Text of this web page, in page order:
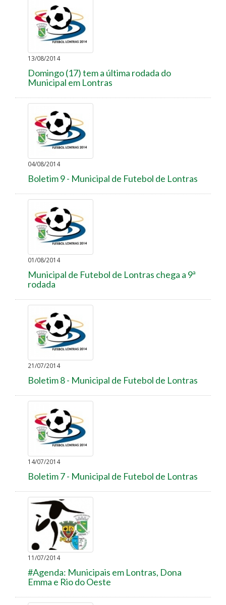
13/08/2014
Domingo (17) tem a última rodada do
Municipal em Lontras
04/08/2014
Boletim 9 - Municipal de Futebol de Lontras
01/08/2014
Municipal de Futebol de Lontras chega a 9ª
rodada
21/07/2014
Boletim 8 - Municipal de Futebol de Lontras
14/07/2014
Boletim 7 - Municipal de Futebol de Lontras
11/07/2014
#Agenda: Municipais em Lontras, Dona
Emma e Rio do Oeste